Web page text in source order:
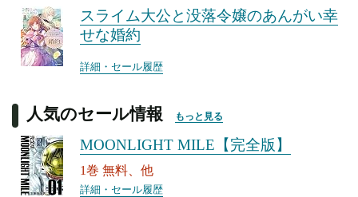
スライム大公と没落令嬢のあんがい幸
せな婚約
詳細・セール履歴
人気のセール情報 もっと見る
MOONLIGHT MILE【完全版】
1巻 無料、他
詳細・セール履歴